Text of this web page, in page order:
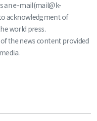
an e-mail(mail@k-
acknowledgment of
world press.
the news content provided